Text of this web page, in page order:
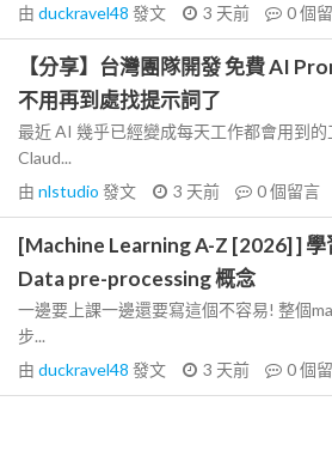
由 duckravel48 發文 3 天前 0個
【分享】台灣團隊開發 免費 AI
不用再到處找提示詞了
最近 AI 幾乎已經變成每天工作都會用到的
Claud...
由 nlstudio 發文 3 天前 0個留言
[Machine Learning A-Z [2026] ] 學
Data pre-processing 概念
一邊要上課一邊還要寫這個不容易! 整個
步...
由 duckravel48 發文 3 天前 0個